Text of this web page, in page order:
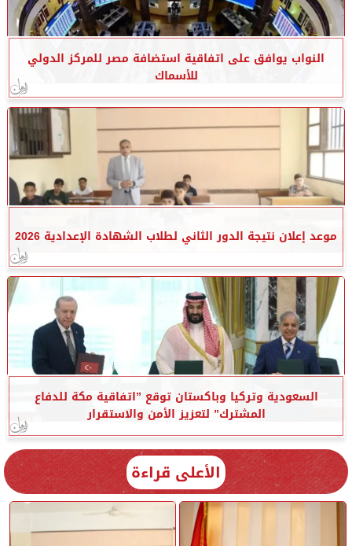
النواب يوافق على اتفاقية استضافة مصر للمركز الدولي
للأسماك
موعد إعلان نتيجة الدور الثاني لطلاب الشهادة الإعدادية 2026
السعودية وتركيا وباكستان توقع ”اتفاقية مكة للدفاع
المشترك” لتعزيز الأمن والاستقرار
الأعلى قراءة